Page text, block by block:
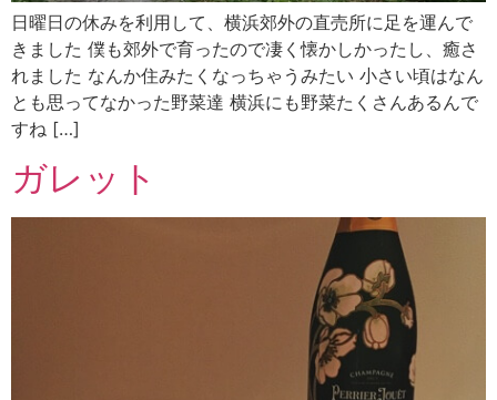
日曜日の休みを利用して、横浜郊外の直売所に足を運んで
きました 僕も郊外で育ったので凄く懐かしかったし、癒さ
れました なんか住みたくなっちゃうみたい 小さい頃はなん
とも思ってなかった野菜達 横浜にも野菜たくさんあるんで
すね […]
ガレット